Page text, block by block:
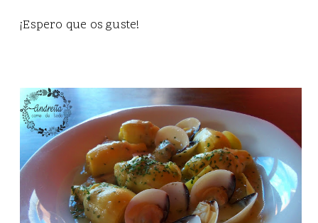
¡Espero que os guste!